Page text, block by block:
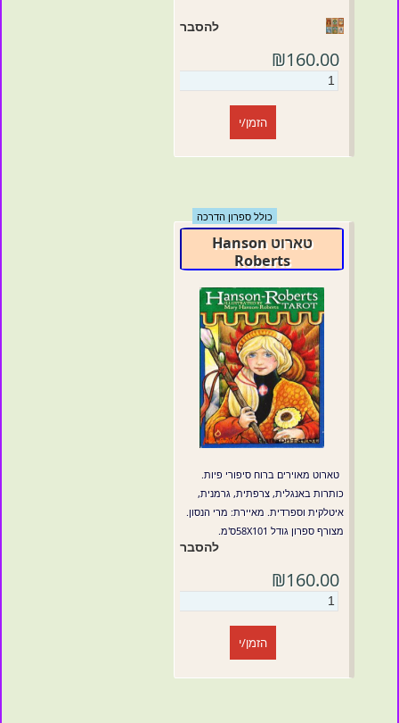
להסבר
₪160.00
הזמן/י
כולל ספרון הדרכה
טארוט Hanson
Roberts
טארוט מאוירים ברוח סיפורי פיות.
כותרות באנגלית, צרפתית, גרמנית,
איטלקית וספרדית. מאיירת: מרי הנסון.
מצורף ספרון גודל 58X101ס'מ.
להסבר
₪160.00
הזמן/י